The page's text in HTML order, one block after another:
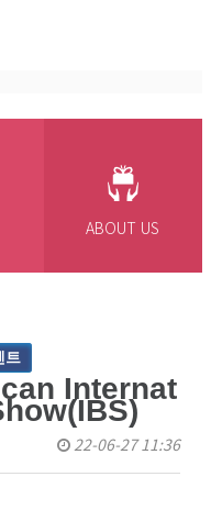
ABOUT US
트
Internat
22-06-27 11:36